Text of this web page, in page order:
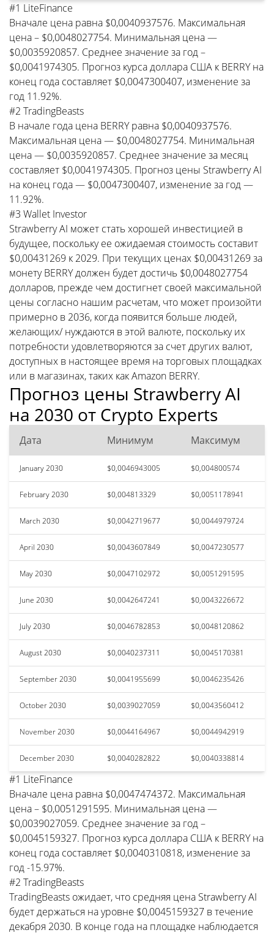
#1 LiteFinance
Вначале цена равна $0,0040937576. Максимальная
цена – $0,0048027754. Минимальная цена —
$0,0035920857. Среднее значение за год –
$0,0041974305. Прогноз курса доллара США к BERRY на
конец года составляет $0,0047300407, изменение за
год 11.92%.
#2 TradingBeasts
В начале года цена BERRY равна $0,0040937576.
Максимальная цена — $0,0048027754. Минимальная
цена — $0,0035920857. Среднее значение за месяц
составляет $0,0041974305. Прогноз цены Strawberry AI
на конец года — $0,0047300407, изменение за год —
11.92%.
#3 Wallet Investor
Strawberry AI может стать хорошей инвестицией в
будущее, поскольку ее ожидаемая стоимость составит
$0,00431269 к 2029. При текущих ценах $0,00431269 за
монету BERRY должен будет достичь $0,0048027754
долларов, прежде чем достигнет своей максимальной
цены согласно нашим расчетам, что может произойти
примерно в 2036, когда появится больше людей,
желающих/ нуждаются в этой валюте, поскольку их
потребности удовлетворяются за счет других валют,
доступных в настоящее время на торговых площадках
или в магазинах, таких как Amazon BERRY.
Прогноз цены Strawberry AI
на 2030 от Crypto Experts
Дата Минимум Максимум
January 2030 $0,0046943005 $0,004800574
February 2030 $0,004813329 $0,0051178941
March 2030 $0,0042719677 $0,0044979724
April 2030 $0,0043607849 $0,0047230577
May 2030 $0,0047102972 $0,0051291595
June 2030 $0,0042647241 $0,0043226672
July 2030 $0,0046782853 $0,0048120862
August 2030 $0,0040237311 $0,0045170381
September 2030 $0,0041955699 $0,0046235426
October 2030 $0,0039027059 $0,0043560412
November 2030 $0,0044164967 $0,0044942919
December 2030 $0,0040282822 $0,0040338814
#1 LiteFinance
Вначале цена равна $0,0047474372. Максимальная
цена – $0,0051291595. Минимальная цена —
$0,0039027059. Среднее значение за год –
$0,0045159327. Прогноз курса доллара США к BERRY на
конец года составляет $0,0040310818, изменение за
год -15.97%.
#2 TradingBeasts
TradingBeasts ожидает, что средняя цена Strawberry AI
будет держаться на уровне $0,0045159327 в течение
декабря 2030. В конце года на площадке наблюдается